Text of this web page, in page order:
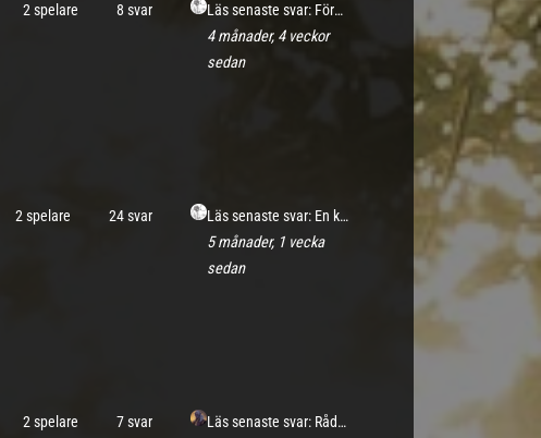
2 spelare 8 svar
Läs senaste svar: Förgät Mig Ej
4 månader, 4 veckor
sedan
2 spelare 24 svar
Läs senaste svar: En krog, en strykare och en nattslända
5 månader, 1 vecka
sedan
2 spelare 7 svar
Läs senaste svar: Rådet samlas, röster, viskningar och skuggor.